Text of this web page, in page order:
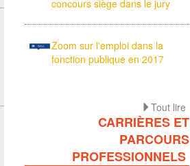
concours siège dans le jury
Zoom sur l'emploi dans la
fonction publique en 2017
Tout lire
CARRIÈRES ET
PARCOURS
PROFESSIONNELS